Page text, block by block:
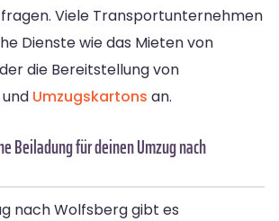
fragen. Viele Transportunternehmen
Dienste wie das Mieten von
die Bereitstellung von
und Umzugskartons an.
Beiladung für deinen Umzug nach
nach Wolfsberg gibt es